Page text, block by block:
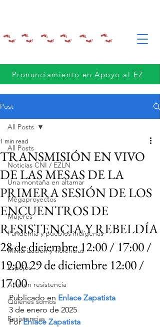
Pronunciamiento en Apoyo al EZ
Post
All Posts
Noticias CNI / EZLN
Una montaña en altamar
Megaproyectos
Mujeres
Pandemia y pueblos indígenas
Militarización y violencias
Espejos
Arte en resistencia
Quiénes somos
Resistencias
All Posts
TRANSMISIÓN EN VIVO
DE LAS MESAS DE LA
PRIMERA SESIÓN DE LOS
ENCUENTROS DE
RESISTENCIA Y REBELDÍA
28 de diciembre 12:00 / 17:00 /
19:00 29 de diciembre 12:00 /
17:00
1 min read
Publicado en Enlace Zapatista
3 de enero de 2025
Por Enlace Zapatista